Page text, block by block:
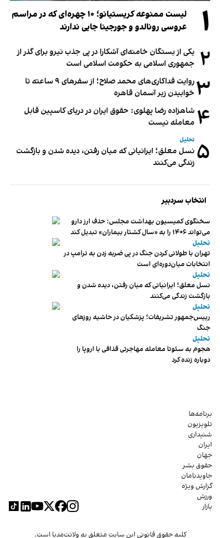
۱
لیست ممنوعه کریستیانو؛ ۱۰ چهره‌ای که در مراسم
عروسی رونالدو و جورجینا جایی ندارند
۲ یکی از بستگان خامنه‌ای آشکارا در پی جذب نیرو برای گذر از
جمهوری اسلامی به حکومت اسلامی است
۳
روایت فداکاری‌های محمد صلاح؛ از سفرهای ۹ ساعته تا
خوابیدن زیر آسمان قاهره
۴ شاهزاده رضا پهلوی: حقوق ایران در دریای کاسپین قابل
معامله نیست
۵ تحلیل
نسل معلق؛ ایرانیانی که میان رفتن، دیده شدن و بازگشت
زندگی می‌کنند
انتخاب سردبیر
سخنگوی کمیسیون بهداشت مجلس: حذف ارز دارو
می‌تواند ۱۴۰۶ را به «سال کشتار بیماران» تبدیل کند
تحلیل
تهران با طولانی کردن جنگ در پی ضربه زدن به ترامپ در
انتخابات میان‌دوره‌ای است
تحلیل
نسل معلق؛ ایرانیانی که میان رفتن، دیده شدن و
بازگشت زندگی می‌کنند
تحلیل
رییس‌جمهور تشریفات؛ پزشکیان در حاشیه روزهای
جنگ
تحلیل
هجوم به سئوتا معامله مهاجرتی قذافی با اروپا را
دوباره زنده کرد
برنامه‌ها
تلویزیون
شنیداری
ایران
جهان
حقوق بشر
جاویدنامان
گزارش ویژه
ورزش
بازار
کلیه حقوق قانونی این سایت متعلق به ولانت‌مدیا است.